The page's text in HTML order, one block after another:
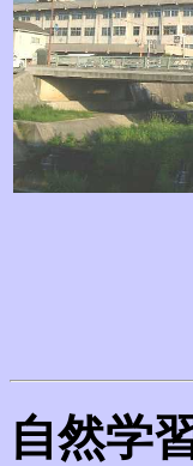
自然学